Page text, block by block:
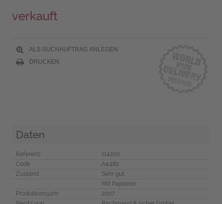
verkauft
ALS SUCHAUFTRAG ANLEGEN
DRUCKEN
Daten
Referenz
114200
Code
A4482
Zustand
Sehr gut
Mit Papieren
Produktionsjahr
2007